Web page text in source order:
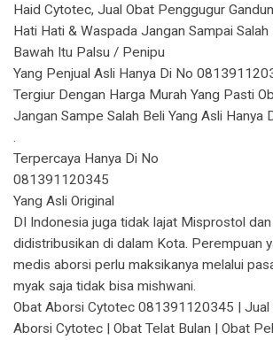
Haid Cytotec, Jual Obat Penggugur
Hati Hati & Waspada Jangan Sampai
Bawah Itu Palsu / Penipu
Yang Penjual Asli Hanya Di No
Tergiur Dengan Harga Murah Yang Pasti
Jangan Sampe Salah Beli Yang Asli Hanya
Terpercaya Hanya Di No
081391120345
Yang Asli Original
DI Indonesia juga tidak lajat Misprostol
didistribusikan di dalam Kota. Perempuan
medis aborsi perlu maksikanya melalui
myak saja tidak bisa mishwani.
Obat Aborsi Cytotec 081391120345 | Jual
Aborsi Cytotec | Obat Telat Bulan | Obat